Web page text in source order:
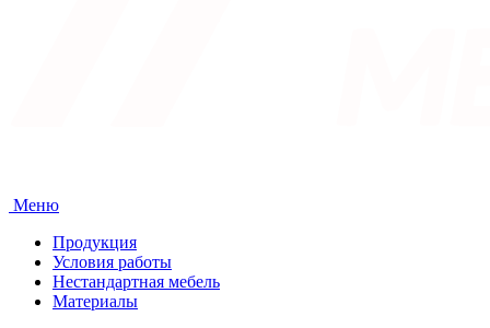
Меню
Продукция
Условия работы
Нестандартная мебель
Материалы